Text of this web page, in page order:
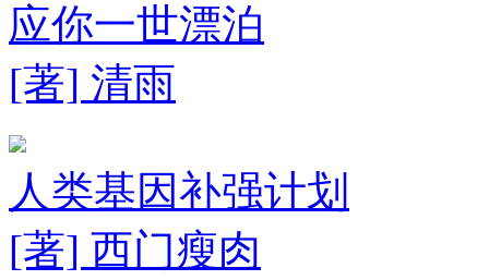
应你一世漂泊
[著] 清雨
人类基因补强计划
[著] 西门瘦肉